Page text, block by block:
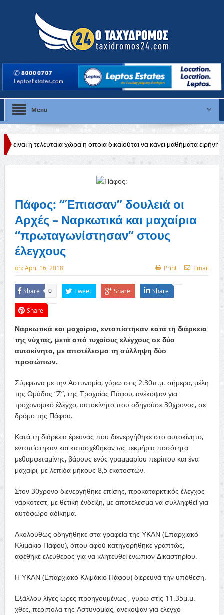
Menu
χώρα η οποία δικαιούται να κάνει μαθήματα ειρήνης και διεθνούς
βιομηχανίας
Πάφος: “Έπιασαν” δουλειά οι
Αρχές – Ναρκωτικά και μαχαίρια
“πρωταγωνίστησαν” στους
έλεγχους
on:April 16, 2018 Print Email
Share 0 Tweet Share Share
Share
Ναρκωτικά και μαχαίρια, εντοπίστηκαν κατά τη διάρκεια
της νύχτας, μετά από τυχαίους ελέγχους σε δύο
αυτοκίνητα, με αποτέλεσμα τη σύλληψη δύο
προσώπων.
Σύμφωνα με την Αστυνομία, γύρω στις 2.30π.μ. σήμερα, μέλη
της Ομάδας “Ζ”, της Τροχαίας Πάφου, ανέκοψαν για
τροχονομικό έλεγχο, αυτοκίνητο που οδηγούσε 30χρονος, σε
δρόμο της Πάφου.
Κατά τη διάρκεια έρευνας που διενεργήθηκε στο αυτοκίνητο,
εντοπίστηκαν και κατασχέθηκαν ως τεκμήρια ποσότητα
μεθαμφεταμίνης, βάρους ενός γραμμαρίου περίπου και ένα
μαχαίρι, με λεπίδα μήκους 8,5 εκατοστών.
Στον 30χρονο διενεργήθηκε επίσης, προκαταρκτικός έλεγχος
νάρκοτεστ, με θετική ένδειξη, με αποτέλεσμα να συλληφθεί για
αυτόφωρο αδίκημα.
Ακολούθως οδηγήθηκε στα γραφεία της ΥΚΑΝ (Επαρχιακό
Κλιμάκιο Πάφου), όπου αφού κατηγορήθηκε γραπτώς,
αφέθηκε ελεύθερος για να κλητευθεί ενώπιον Δικαστηρίου.
Η ΥΚΑΝ (Επαρχιακό Κλιμάκιο Πάφου) διερευνά την υπόθεση.
Εξάλλου λίγες ώρες προηγουμένως , γύρω στις 11.35μ.μ.
χθες, περίπολα της Αστυνομίας, ανέκοψαν για έλεγχο